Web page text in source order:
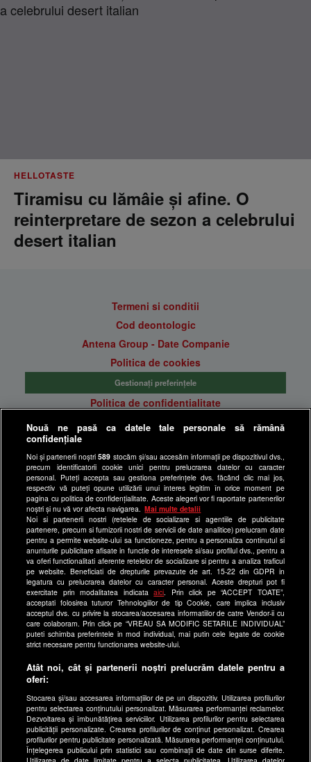
HELLOTASTE
Tiramisu cu lămâie și afine. O
reinterpretare de sezon a celebrului
desert italian
Termeni si conditii
Cod deontologic
Antena Group - Date Companie
Politica de cookies
Gestionați preferințele
Politica de confidentialitate
Anunturi gratuite pe Lajumate.ro
Program Happy Channel
Echipa editorială
Site-uri Antena Group
a1.ro
antenastars.ro
as.ro
catine.ro
chefi.ro
deparinti.ro
medicool.ro
spynews.ro
useit.ro
retetefeldefel.ro
zutv.ro
Trends AntenaPLAY
Nouă ne pasă ca datele tale personale să rămână
confidențiale
Noi și partenerii noștri589 stocăm și/sau accesăm informații pe dispozitivul dvs.,
precum identificatorii cookie unici pentru prelucrarea datelor cu caracter
personal. Puteți accepta sau gestiona preferințele dvs. făcând clic mai jos,
respectiv vă puteți opune utilizării unui interes legitim în orice moment pe
pagina cu politica de confidențialitate. Aceste alegeri vor fi raportate partenerilor
noștri și nu vă vor afecta navigarea.
Mai multe detalii
Noi si partenerii nostri (retelele de socializare si agentiile de publicitate
partenere, precum si furnizorii nostri de servicii de date analitice) prelucram date
pentru a permite website-ului sa functioneze, pentru a personaliza continutul si
anunturile publicitare afisate in functie de interesele si/sau profilul dvs., pentru a
va oferi functionalitati aferente retelelor de socializare si pentru a analiza traficul
pe website. Beneficiati de drepturile prevazute de art. 15-22 din GDPR in
legatura cu prelucrarea datelor cu caracter personal. Aceste drepturi pot fi
exercitate prin modalitatea indicataaici . Prin click pe “ACCEPT TOATE”,
acceptati folosirea tuturor Tehnologiilor de tip Cookie, care implica inclusiv
acceptul dvs. cu privire la stocarea/accesarea informatiilor de catre Vendor-ii cu
care colaboram. Prin click pe “VREAU SA MODIFIC SETARILE INDIVIDUAL”
puteti schimba preferintele in mod individual, mai putin cele legate de cookie
strict necesare pentru functionarea website-ului.
Atât noi, cât și partenerii noștri prelucrăm datele pentru a
oferi:
Stocarea și/sau accesarea informațiilor de pe un dispozitiv. Utilizarea profilurilor
pentru selectarea conținutului personalizat. Măsurarea performanței reclamelor.
Dezvoltarea și îmbunătățirea serviciilor. Utilizarea profilurilor pentru selectarea
publicității personalizate. Crearea profilurilor de conținut personalizat. Crearea
profilurilor pentru publicitate personalizată. Măsurarea performanței conținutului.
Înțelegerea publicului prin statistici sau combinații de date din surse diferite.